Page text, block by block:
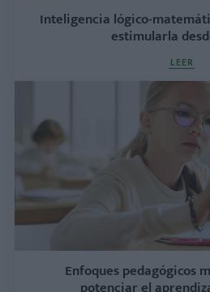
Inteligencia lógico-
estimularla
LEER
Enfoques pedagógicos